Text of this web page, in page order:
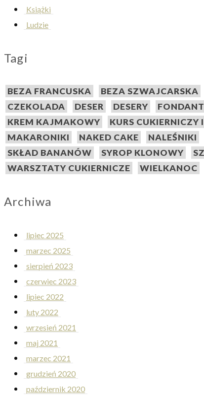
Książki
Ludzie
Tagi
BEZA FRANCUSKA BEZA SZWAJCARSKA
CZEKOLADA
DESER DESERY FONDANT
KREM KAJMAKOWY
KURS CUKIERNICZY
MAKARONIKI
NAKED CAKE NALEŚNIKI
SKŁAD BANANÓW
SYROP KLONOWY
WARSZTATY CUKIERNICZE
WIELKANOC
Archiwa
lipiec 2025
marzec 2025
sierpień 2023
czerwiec 2023
lipiec 2022
luty 2022
wrzesień 2021
maj 2021
marzec 2021
grudzień 2020
październik 2020